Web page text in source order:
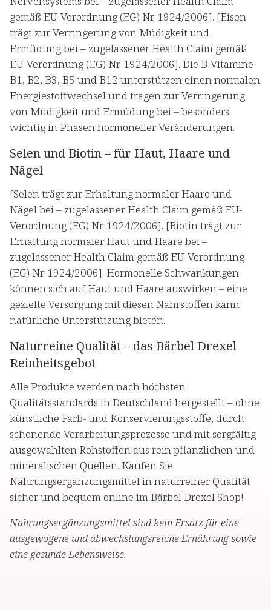
gemäß EU-Verordnung (EG) Nr. 1924/2006]. [Eisen
trägt zur Verringerung von Müdigkeit und
Ermüdung bei – zugelassener Health Claim gemäß
EU-Verordnung (EG) Nr. 1924/2006]. Die B-Vitamine
B1, B2, B3, B5 und B12 unterstützen einen normalen
Energiestoffwechsel und tragen zur Verringerung
von Müdigkeit und Ermüdung bei – besonders
wichtig in Phasen hormoneller Veränderungen.
Selen und Biotin – für Haut, Haare und
Nägel
[Selen trägt zur Erhaltung normaler Haare und
Nägel bei – zugelassener Health Claim gemäß EU-
Verordnung (EG) Nr. 1924/2006]. [Biotin trägt zur
Erhaltung normaler Haut und Haare bei –
zugelassener Health Claim gemäß EU-Verordnung
(EG) Nr. 1924/2006]. Hormonelle Schwankungen
können sich auf Haut und Haare auswirken – eine
gezielte Versorgung mit diesen Nährstoffen kann
natürliche Unterstützung bieten.
Naturreine Qualität – das Bärbel Drexel
Reinheitsgebot
Alle Produkte werden nach höchsten
Qualitätsstandards in Deutschland hergestellt – ohne
künstliche Farb- und Konservierungsstoffe, durch
schonende Verarbeitungsprozesse und mit sorgfältig
ausgewählten Rohstoffen aus rein pflanzlichen und
mineralischen Quellen. Kaufen Sie
Nahrungsergänzungsmittel in naturreiner Qualität
sicher und bequem online im Bärbel Drexel Shop!
Nahrungsergänzungsmittel sind kein Ersatz für eine
ausgewogene und abwechslungsreiche Ernährung sowie
eine gesunde Lebensweise.